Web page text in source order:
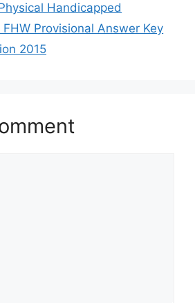
Handicapped
FHW Provisional Answer Key
2015